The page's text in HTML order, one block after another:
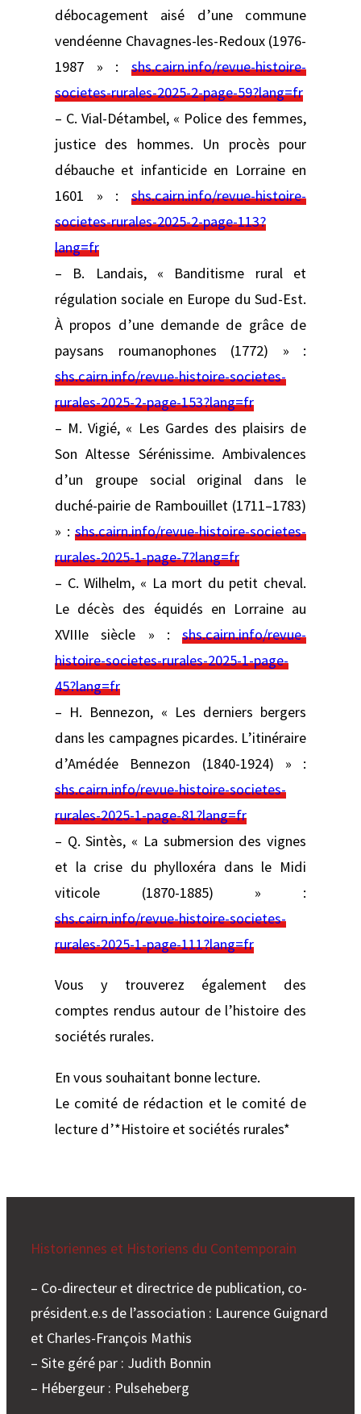
débocagement aisé d’une commune
vendéenne Chavagnes-les-Redoux (1976-
1987 » : shs.cairn.info/revue-histoire-
societes-rurales-2025-2-page-59?lang=fr
– C. Vial-Détambel, « Police des femmes,
justice des hommes. Un procès pour
débauche et infanticide en Lorraine en
1601 » : shs.cairn.info/revue-histoire-
societes-rurales-2025-2-page-113?
lang=fr
– B. Landais, « Banditisme rural et
régulation sociale en Europe du Sud-Est.
À propos d’une demande de grâce de
paysans roumanophones (1772) » :
shs.cairn.info/revue-histoire-societes-
rurales-2025-2-page-153?lang=fr
– M. Vigié, « Les Gardes des plaisirs de
Son Altesse Sérénissime. Ambivalences
d’un groupe social original dans le
duché-pairie de Rambouillet (1711–1783)
» : shs.cairn.info/revue-histoire-societes-
rurales-2025-1-page-7?lang=fr
– C. Wilhelm, « La mort du petit cheval.
Le décès des équidés en Lorraine au
XVIIIe siècle » : shs.cairn.info/revue-
histoire-societes-rurales-2025-1-page-
45?lang=fr
– H. Bennezon, « Les derniers bergers
dans les campagnes picardes. L’itinéraire
d’Amédée Bennezon (1840-1924) » :
shs.cairn.info/revue-histoire-societes-
rurales-2025-1-page-81?lang=fr
– Q. Sintès, « La submersion des vignes
et la crise du phylloxéra dans le Midi
viticole (1870-1885) » :
shs.cairn.info/revue-histoire-societes-
rurales-2025-1-page-111?lang=fr
Vous y trouverez également des
comptes rendus autour de l’histoire des
sociétés rurales.
En vous souhaitant bonne lecture.
Le comité de rédaction et le comité de
lecture d’*Histoire et sociétés rurales*
Historiennes et Historiens du Contemporain
– Co-directeur et directrice de publication, co-
président.e.s de l’association : Laurence Guignard
et Charles-François Mathis
– Site géré par : Judith Bonnin
– Hébergeur : Pulseheberg